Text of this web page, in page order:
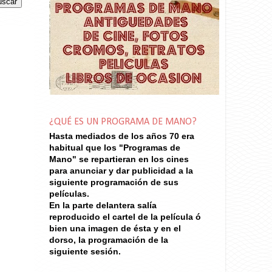
¿QUÉ ES UN PROGRAMA DE MANO?
Hasta mediados de los años 70 era
habitual que los "Programas de
Mano" se repartieran en los cines
para anunciar y dar publicidad a la
siguiente programación de sus
películas.
En la parte delantera salía
reproducido el cartel de la película ó
bien una imagen de ésta y en el
dorso, la programación de la
siguiente sesión.